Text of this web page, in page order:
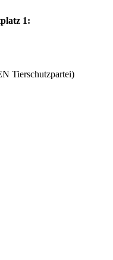
1:
Tierschutzpartei)